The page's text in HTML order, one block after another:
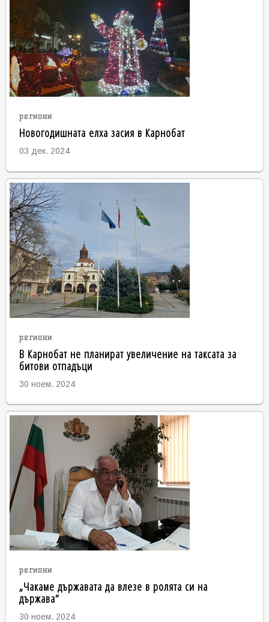
региони
Новогодишната елха засия в Карнобат
03 дек. 2024
региони
В Карнобат не планират увеличение на таксата за
битови отпадъци
30 ноем. 2024
региони
„Чакаме държавата да влезе в ролята си на
държава“
30 ноем. 2024